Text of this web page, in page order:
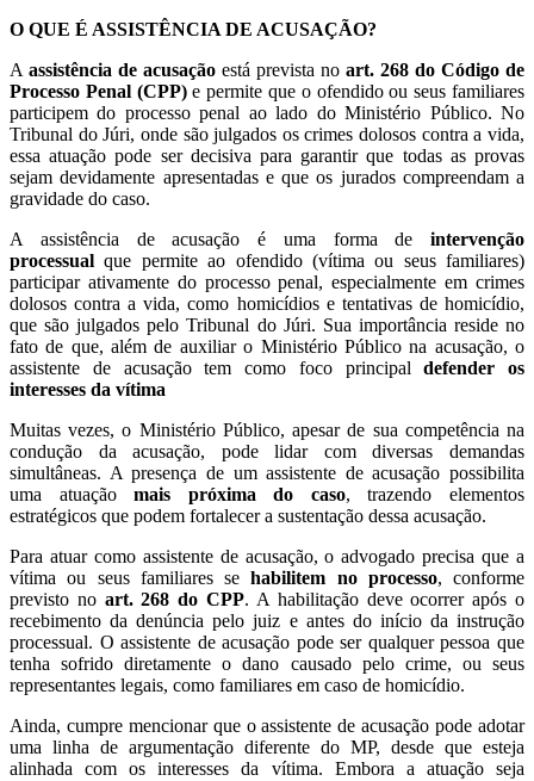
O QUE É ASSISTÊNCIA DE ACUSAÇÃO?
A assistência de acusação está prevista no art. 268 do Código de
Processo Penal (CPP)e permite que o ofendido ou seus familiares
participem do processo penal ao lado do Ministério Público. No
Tribunal do Júri, onde são julgados os crimes dolosos contra a vida,
essa atuação pode ser decisiva para garantir que todas as provas
sejam devidamente apresentadas e que os jurados compreendam a
gravidade do caso.
A assistência de acusação é uma forma de intervenção
processual que permite ao ofendido (vítima ou seus familiares)
participar ativamente do processo penal, especialmente em crimes
dolosos contra a vida, como homicídios e tentativas de homicídio,
que são julgados pelo Tribunal do Júri. Sua importância reside no
fato de que, além de auxiliar o Ministério Público na acusação, o
assistente de acusação tem como foco principaldefender os
interesses da vítima
Muitas vezes, o Ministério Público, apesar de sua competência na
condução da acusação, pode lidar com diversas demandas
simultâneas. A presença de um assistente de acusação possibilita
uma atuaçãomais próxima do caso, trazendo elementos
estratégicos que podem fortalecer a sustentação dessa acusação.
Para atuar como assistente de acusação, o advogado precisa que a
vítima ou seus familiares sehabilitem no processo, conforme
previsto no art. 268 do CPP. A habilitação deve ocorrer após o
recebimento da denúncia pelo juiz e antes do início da instrução
processual. O assistente de acusação pode ser qualquer pessoa que
tenha sofrido diretamente o dano causado pelo crime, ou seus
representantes legais, como familiares em caso de homicídio.
Ainda, cumpre mencionar que o assistente de acusação pode adotar
uma linha de argumentação diferente do MP, desde que esteja
alinhada com os interesses da vítima. Embora a atuação seja